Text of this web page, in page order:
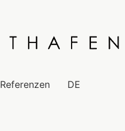
Referenzen
DE